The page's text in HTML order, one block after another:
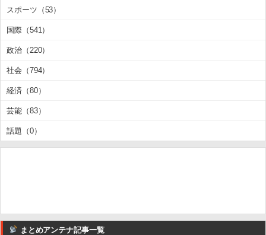
スポーツ（53）
国際（541）
政治（220）
社会（794）
経済（80）
芸能（83）
話題（0）
まとめアンテナ記事一覧